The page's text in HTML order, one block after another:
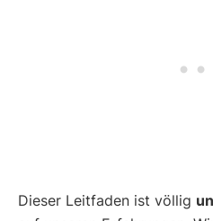
Dieser Leitfaden ist völlig